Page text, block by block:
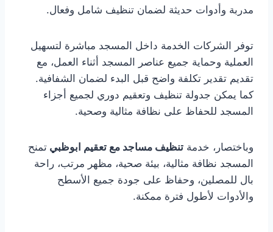
مدربة وأدوات حديثة لضمان تنظيف شامل وفعال.
توفر الشركات الخدمة داخل المسجد مباشرة لتسهيل
العملية وحماية جميع عناصر المسجد أثناء العمل، مع
تقديم تقدير تكلفة واضح قبل البدء لضمان الشفافية.
كما يمكن جدولة تنظيف وتعقيم دوري لجميع أجزاء
المسجد للحفاظ على نظافة مثالية وصحية.
وباختصار، خدمة تنظيف مساجد مع تعقيم ابوظبي تمنح
المسجد نظافة مثالية، بيئة صحية، مظهر مرتب، راحة
بال للمصلين، وحفاظ على جودة جميع الأسطح
والأدوات لأطول فترة ممكنة.